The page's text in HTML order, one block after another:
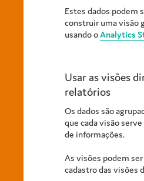
Estes dados podem
construir uma visão
usando oAnalytics
Usar as visões
relatórios
Os dados são
que cada visão
de informações.
As visões podem ser
cadastro das visões